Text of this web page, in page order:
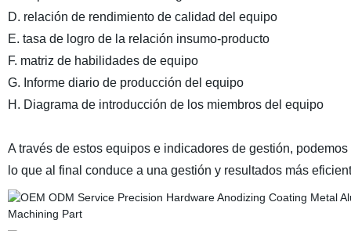
D. relación de rendimiento de calidad del equipo
E. tasa de logro de la relación insumo-producto
F. matriz de habilidades de equipo
G. Informe diario de producción del equipo
H. Diagrama de introducción de los miembros del equipo
A través de estos equipos e indicadores de gestión,
lo que al final conduce a una gestión y resultados más